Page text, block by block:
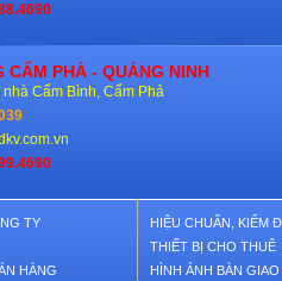
CẨM PHẢ - QUẢNG NINH
Cẩm Bình, Cẩm Phả
TY
HÀNG
HIỆU CHUẨN, KIỂM
THIẾT BỊ CHO THUÊ
HÌNH ẢNH BÀN